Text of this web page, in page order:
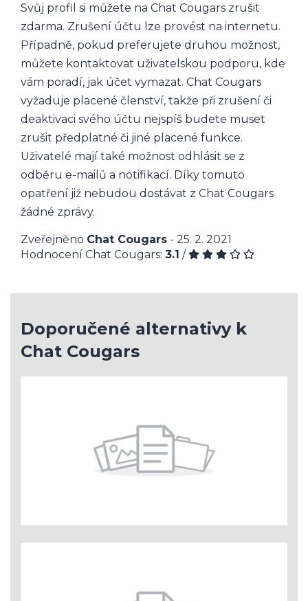
Svůj profil si můžete na Chat Cougars zrušit
zdarma. Zrušení účtu lze provést na internetu.
Případně, pokud preferujete druhou možnost,
můžete kontaktovat uživatelskou podporu, kde
vám poradí, jak účet vymazat. Chat Cougars
vyžaduje placené členství, takže při zrušení či
deaktivaci svého účtu nejspíš budete muset
zrušit předplatné či jiné placené funkce.
Uživatelé mají také možnost odhlásit se z
odběru e-mailů a notifikací. Díky tomuto
opatření již nebudou dostávat z Chat Cougars
žádné zprávy.
Zveřejněno Chat Cougars - 25. 2. 2021
Hodnocení Chat Cougars: 3.1 /
Doporučené alternativy k
Chat Cougars